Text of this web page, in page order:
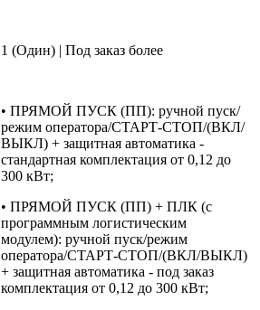
1 (Один) | Под заказ более
• ПРЯМОЙ ПУСК (ПП): ручной пуск/
режим оператора/СТАРТ-СТОП/(ВКЛ/
ВЫКЛ) + защитная автоматика -
стандартная комплектация от 0,12 до
300 кВт;
• ПРЯМОЙ ПУСК (ПП) + ПЛК (с
программным логистическим
модулем): ручной пуск/режим
оператора/СТАРТ-СТОП/(ВКЛ/ВЫКЛ)
+ защитная автоматика - под заказ
комплектация от 0,12 до 300 кВт;